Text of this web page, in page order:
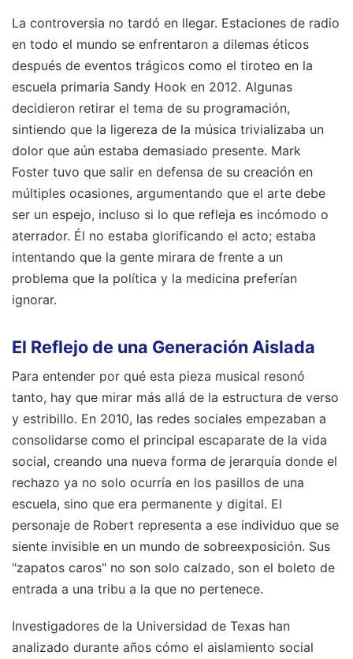
La controversia no tardó en llegar. Estaciones de radio
en todo el mundo se enfrentaron a dilemas éticos
después de eventos trágicos como el tiroteo en la
escuela primaria Sandy Hook en 2012. Algunas
decidieron retirar el tema de su programación,
sintiendo que la ligereza de la música trivializaba un
dolor que aún estaba demasiado presente. Mark
Foster tuvo que salir en defensa de su creación en
múltiples ocasiones, argumentando que el arte debe
ser un espejo, incluso si lo que refleja es incómodo o
aterrador. Él no estaba glorificando el acto; estaba
intentando que la gente mirara de frente a un
problema que la política y la medicina preferían
ignorar.
El Reflejo de una Generación Aislada
Para entender por qué esta pieza musical resonó
tanto, hay que mirar más allá de la estructura de verso
y estribillo. En 2010, las redes sociales empezaban a
consolidarse como el principal escaparate de la vida
social, creando una nueva forma de jerarquía donde el
rechazo ya no solo ocurría en los pasillos de una
escuela, sino que era permanente y digital. El
personaje de Robert representa a ese individuo que se
siente invisible en un mundo de sobreexposición. Sus
"zapatos caros" no son solo calzado, son el boleto de
entrada a una tribu a la que no pertenece.
Investigadores de la Universidad de Texas han
analizado durante años cómo el aislamiento social